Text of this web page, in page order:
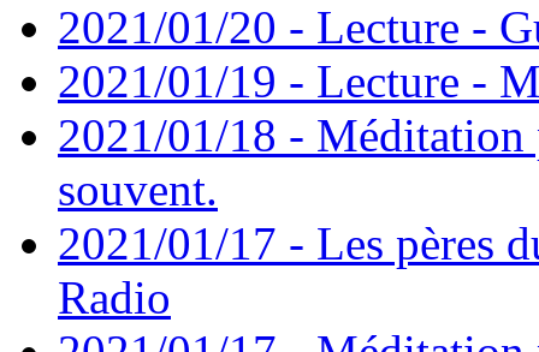
2021/01/20 - Lecture -
2021/01/19 - Lecture -
2021/01/18 - Méditation
souvent.
2021/01/17 - Les pères
Radio